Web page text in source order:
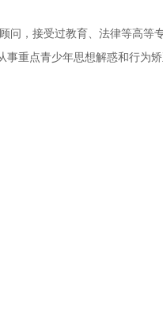
，接受过教育、法律等高等
事重点青少年思想解惑和行为